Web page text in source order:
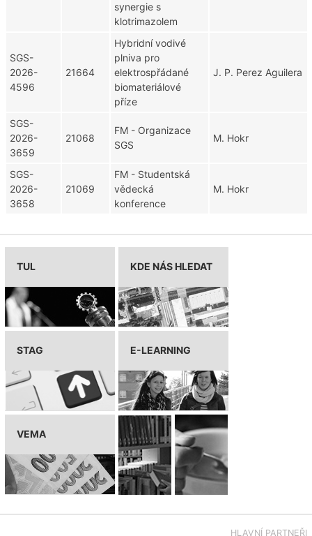
synergie s
klotrimazolem
SGS-
2026-
4596
21664
Hybridní vodivé
plniva pro
elektrospřádané
biomateriálové
příze
J. P. Perez Aguilera
SGS-
2026-
3659
21068
FM - Organizace
SGS
M. Hokr
SGS-
2026-
3658
21069
FM - Studentská
vědecká
konference
M. Hokr
TUL KDE NÁS HLEDAT
STAG E-LEARNING
VEMA
HLAVNÍ PARTNEŘI